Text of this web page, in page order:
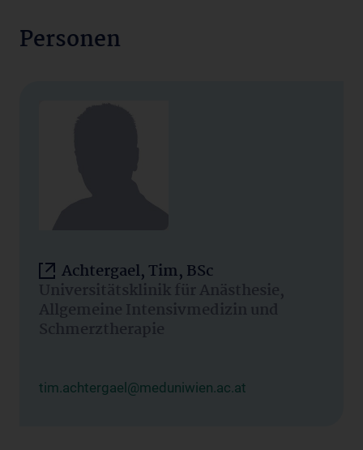
Personen
Achtergael, Tim, BSc
Universitätsklinik für Anästhesie,
Allgemeine Intensivmedizin und
Schmerztherapie
tim.achtergael@meduniwien.ac.at